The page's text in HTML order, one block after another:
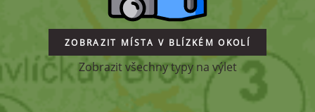
ZOBRAZIT MÍSTA V BLÍZKÉM OKOLÍ
Zobrazit všechny typy na výlet